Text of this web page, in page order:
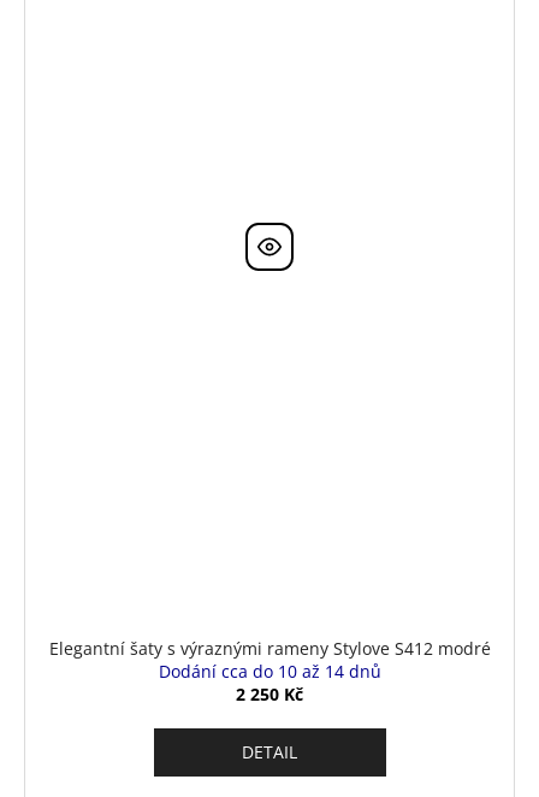
Elegantní šaty s výraznými rameny Stylove S412 modré
Dodání cca do 10 až 14 dnů
2 250 Kč
DETAIL